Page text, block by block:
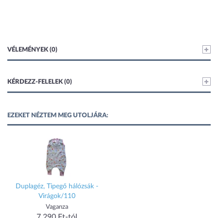
VÉLEMÉNYEK (0)
KÉRDEZZ-FELELEK (0)
EZEKET NÉZTEM MEG UTOLJÁRA:
Duplagéz, Tipegő hálózsák -
Virágok/110
Vaganza